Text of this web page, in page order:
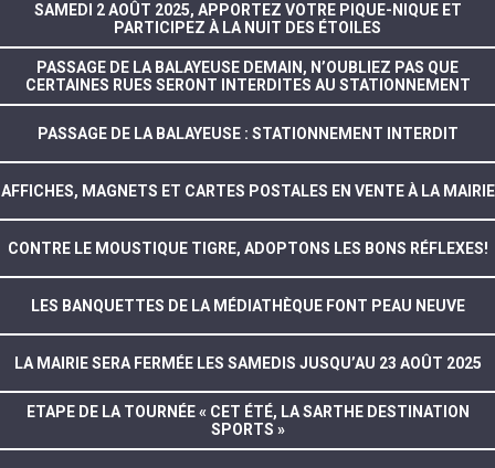
SAMEDI 2 AOÛT 2025, APPORTEZ VOTRE PIQUE-NIQUE ET
PARTICIPEZ À LA NUIT DES ÉTOILES
PASSAGE DE LA BALAYEUSE DEMAIN, N’OUBLIEZ PAS QUE
CERTAINES RUES SERONT INTERDITES AU STATIONNEMENT
PASSAGE DE LA BALAYEUSE : STATIONNEMENT INTERDIT
AFFICHES, MAGNETS ET CARTES POSTALES EN VENTE À LA MAIRIE
CONTRE LE MOUSTIQUE TIGRE, ADOPTONS LES BONS RÉFLEXES!
LES BANQUETTES DE LA MÉDIATHÈQUE FONT PEAU NEUVE
LA MAIRIE SERA FERMÉE LES SAMEDIS JUSQU’AU 23 AOÛT 2025
ETAPE DE LA TOURNÉE « CET ÉTÉ, LA SARTHE DESTINATION
SPORTS »